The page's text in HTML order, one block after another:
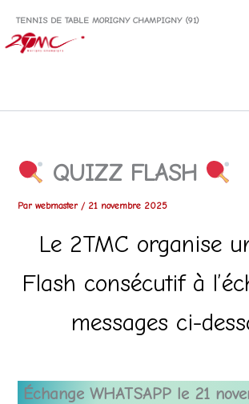
contenu
TENNIS DE TABLE MORIGNY CHAMPIGNY (91)
QUIZZ FLASH
Parwebmaster / 21 novembre 2025
Le 2TMC organise
Flash consécutif à
messages ci-
Échange WHATSAPP le 21